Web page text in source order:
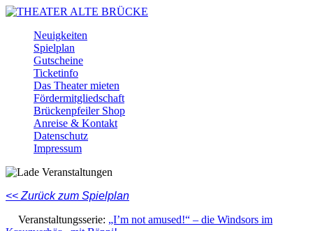
Skip
content
Neuigkeiten
Spielplan
Gutscheine
Ticketinfo
Das Theater mieten
Fördermitgliedschaft
Brückenpfeiler Shop
Anreise & Kontakt
Datenschutz
Impressum
Facebook
Instagram
Youtube
<< Zurück zum Spielplan
Veranstaltungsserie: „I’m not amused!“ – die Windsors im